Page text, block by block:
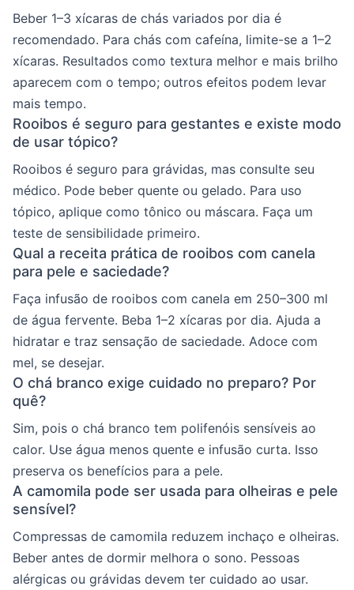
Beber 1–3 xícaras de chás variados por dia é
recomendado. Para chás com cafeína, limite-se a 1–2
xícaras. Resultados como textura melhor e mais brilho
aparecem com o tempo; outros efeitos podem levar
mais tempo.
Rooibos é seguro para gestantes e existe modo
de usar tópico?
Rooibos é seguro para grávidas, mas consulte seu
médico. Pode beber quente ou gelado. Para uso
tópico, aplique como tônico ou máscara. Faça um
teste de sensibilidade primeiro.
Qual a receita prática de rooibos com canela
para pele e saciedade?
Faça infusão de rooibos com canela em 250–300 ml
de água fervente. Beba 1–2 xícaras por dia. Ajuda a
hidratar e traz sensação de saciedade. Adoce com
mel, se desejar.
O chá branco exige cuidado no preparo? Por
quê?
Sim, pois o chá branco tem polifenóis sensíveis ao
calor. Use água menos quente e infusão curta. Isso
preserva os benefícios para a pele.
A camomila pode ser usada para olheiras e pele
sensível?
Compressas de camomila reduzem inchaço e olheiras.
Beber antes de dormir melhora o sono. Pessoas
alérgicas ou grávidas devem ter cuidado ao usar.